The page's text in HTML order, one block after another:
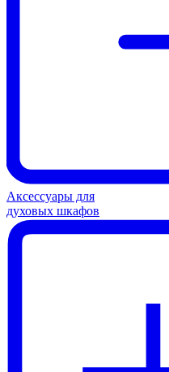
Аксессуары для
духовых шкафов